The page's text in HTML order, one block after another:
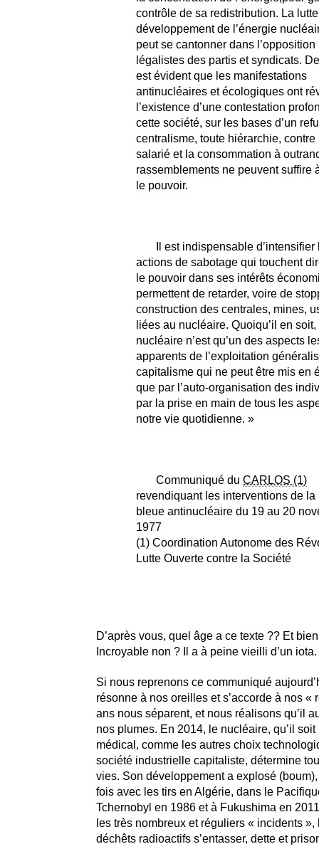
contrôle de sa redistribution. La
développement de l’énergie
peut se cantonner dans l’opposition
légalistes des partis et syndicats.
est évident que les manifestations
antinucléaires et écologiques ont
l’existence d’une contestation
cette société, sur les bases d’un
centralisme, toute hiérarchie, contre
salarié et la consommation à
rassemblements ne peuvent suffire
le pouvoir.
Il est indispensable d’intensifier
actions de sabotage qui touchent
le pouvoir dans ses intérêts
permettent de retarder, voire de
construction des centrales, mines,
liées au nucléaire. Quoiqu’il en soit,
nucléaire n’est qu’un des aspects
apparents de l’exploitation
capitalisme qui ne peut être mis en
que par l’auto-organisation des
par la prise en main de tous les
notre vie quotidienne. »
Communiqué duCARLOS (1)
revendiquant les interventions de la
bleue antinucléaire du 19 au 20
1977
(1) Coordination Autonome des
Lutte Ouverte contre la Société
D’après vous, quel âge a ce texte ?? Et
Incroyable non ? Il a à peine vieilli d’un iota.
Si nous reprenons ce communiqué
résonne à nos oreilles et s’accorde à nos «
ans nous séparent, et nous réalisons qu’il
nos plumes. En 2014, le nucléaire, qu’il
médical, comme les autres choix
société industrielle capitaliste, détermine
vies. Son développement a explosé
fois avec les tirs en Algérie, dans le
Tchernobyl en 1986 et à Fukushima en
les très nombreux et réguliers « incidents »,
déchêts radioactifs s’entasser, dette et